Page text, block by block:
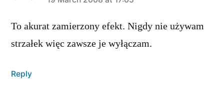
To akurat zamierzony efekt. Nigdy nie używam
strzałek więc zawsze je wyłączam.
Reply